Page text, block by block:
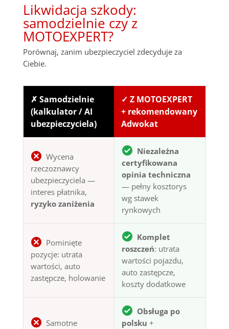
Likwidacja szkody:
samodzielnie czy z
MOTOEXPERT?
Porównaj, zanim ubezpieczyciel zdecyduje za
Ciebie.
✗ Samodzielnie
(kalkulator / AI
ubezpieczyciela)
✓ Z MOTOEXPERT
+ rekomendowany
Adwokat
Wycena
rzeczoznawcy
ubezpieczyciela —
interes płatnika,
ryzyko zaniżenia
Niezależna
certyfikowana
opinia techniczna
— pełny kosztorys
wg stawek
rynkowych
Pominięte
pozycje: utrata
wartości, auto
zastępcze, holowanie
Komplet
roszczeń: utrata
wartości pojazdu,
auto zastępcze,
koszty dodatkowe
Samotne
Obsługa po
polsku +